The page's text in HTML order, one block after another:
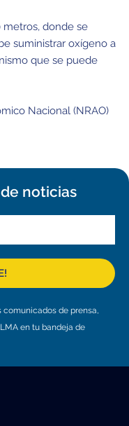
metros, donde se
suministrar oxígeno a
que se puede
Nacional (NRAO)
noticias
de prensa,
en tu bandeja de